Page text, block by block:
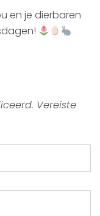
en je dierbaren
Vereiste